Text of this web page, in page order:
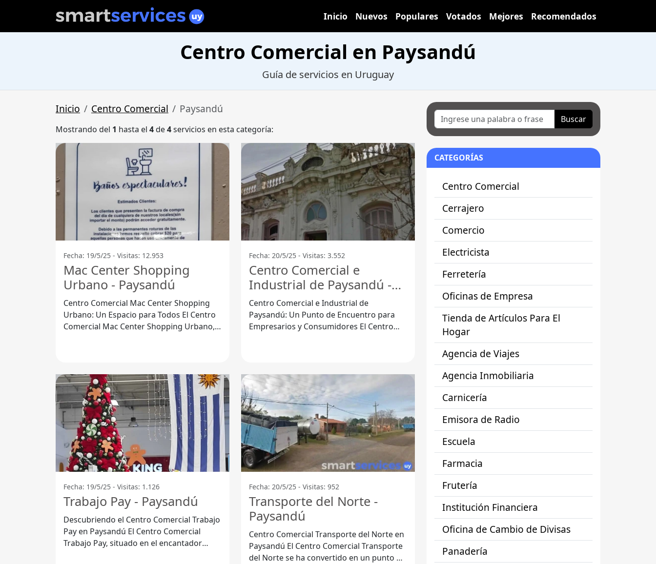
Inicio Nuevos Populares Votados Mejores Recomendados
Centro Comercial en Paysandú
Guía de servicios en Uruguay
Inicio Centro Comercial Paysandú
Mostrando del 1 hasta el 4de4servicios en esta categoría:
Fecha: 19/5/25 - Visitas: 12.953
Mac Center Shopping
Urbano - Paysandú
Centro Comercial Mac Center Shopping
Urbano: Un Espacio para Todos El Centro
Comercial Mac Center Shopping Urbano,
Fecha: 20/5/25 - Visitas: 3.552
Centro Comercial e
Industrial de Paysandú -
Paysandú
Centro Comercial e Industrial de
Paysandú: Un Punto de Encuentro para
Empresarios y Consumidores El Centro
Fecha: 19/5/25 - Visitas: 1.126
Trabajo Pay - Paysandú
Descubriendo el Centro Comercial Trabajo
Pay en Paysandú El Centro Comercial
Trabajo Pay, situado en el encantador
Fecha: 20/5/25 - Visitas: 952
Transporte del Norte -
Paysandú
Centro Comercial Transporte del Norte en
Paysandú El Centro Comercial Transporte
del Norte se ha convertido en un punto de
Buscar
CATEGORÍAS
Centro Comercial
Cerrajero
Comercio
Electricista
Ferretería
Oficinas de Empresa
Tienda de Artículos Para El
Hogar
Agencia de Viajes
Agencia Inmobiliaria
Carnicería
Emisora de Radio
Escuela
Farmacia
Frutería
Institución Financiera
Oficina de Cambio de Divisas
Panadería